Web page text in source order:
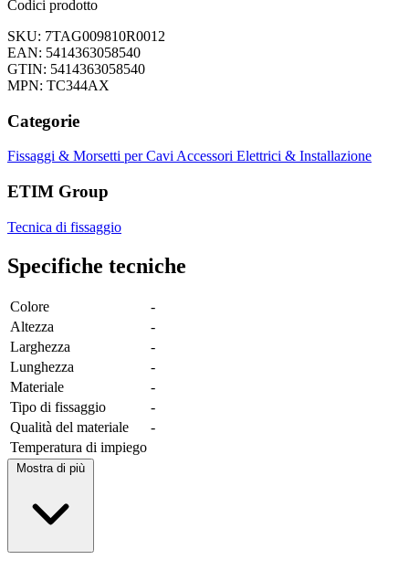
Codici prodotto
SKU: 7TAG009810R0012
EAN: 5414363058540
GTIN: 5414363058540
MPN: TC344AX
Categorie
Fissaggi & Morsetti per Cavi Accessori Elettrici & Installazione
ETIM Group
Tecnica di fissaggio
Specifiche tecniche
Colore
-
Altezza
-
Larghezza
-
Lunghezza
-
Materiale
-
Tipo di fissaggio
-
Qualità del materiale
-
Temperatura di impiego
Mostra di più